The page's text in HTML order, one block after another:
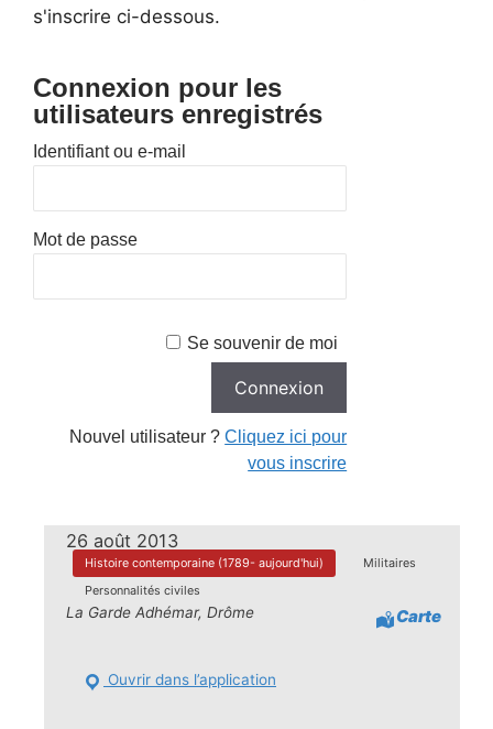
s'inscrire ci-dessous.
Connexion pour les
utilisateurs enregistrés
Identifiant ou e-mail
Mot de passe
Se souvenir de moi
Nouvel utilisateur ?Cliquez ici pour
vous inscrire
26 août 2013
Histoire contemporaine (1789- aujourd'hui)
Militaires
Personnalités civiles
La Garde Adhémar, Drôme Carte
Ouvrir dans l’application